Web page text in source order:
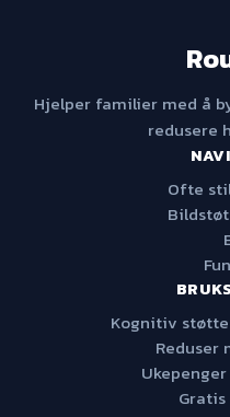
Hjelper familier med å
redusere
Ofte
Kognitiv
Reduser